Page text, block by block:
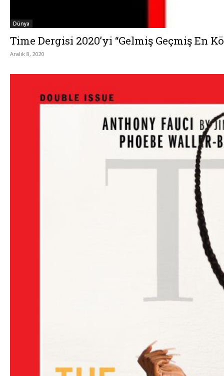
Dünya
Time Dergisi 2020’yi “Gelmiş Geçmiş En
Aralık 8, 2020